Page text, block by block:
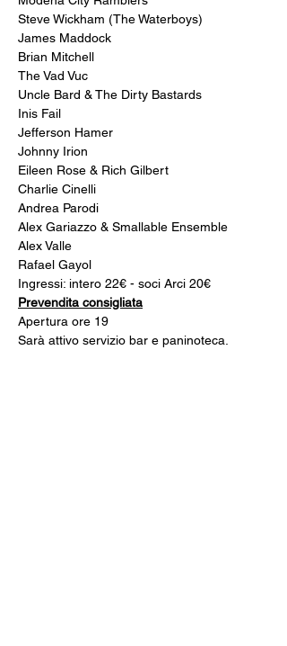
Steve Wickham (The Waterboys)
James Maddock
Brian Mitchell
The Vad Vuc
Uncle Bard & The Dirty Bastards
Inis Fail
Jefferson Hamer
Johnny Irion
Eileen Rose & Rich Gilbert
Charlie Cinelli
Andrea Parodi
Alex Gariazzo & Smallable Ensemble
Alex Valle
Rafael Gayol
Ingressi: intero 22€ - soci Arci 20€
Prevendita consigliata
Apertura ore 19
Sarà attivo servizio bar e paninoteca.